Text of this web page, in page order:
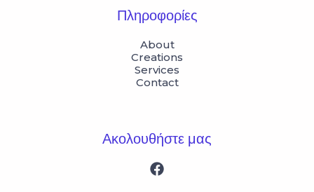
Πληροφορίες
About
Creations
Services
Contact
Ακολουθήστε μας